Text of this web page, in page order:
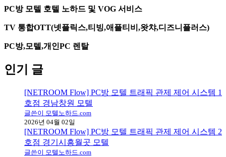
PC방 모텔 호텔 노하드 및 VOG 서비스
TV 통합OTT(넷플릭스,티빙,애플티비,왓챠,디즈니플러스)
PC방,모텔,개인PC 렌탈
인기 글
[NETROOM Flow] PC방 모텔 트래픽 관제 제어 시스템 1
호점 경남창원 모텔
글쓴이 모텔노하드.com
2026년 04월 02일
[NETROOM Flow] PC방 모텔 트래픽 관제 제어 시스템 2
호점 경기시흥월곳 모텔
글쓴이 모텔노하드.com